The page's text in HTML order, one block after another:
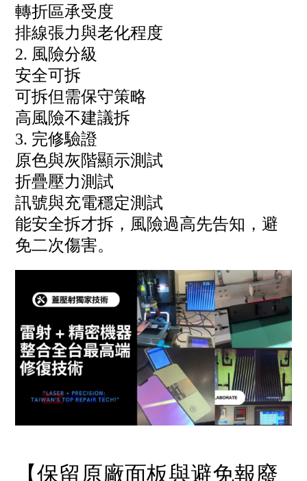
轉折區承受度
排線張力與老化程度
2. 風險分級
安全可拆
可拆但需保守策略
高風險不建議拆
3. 完修驗證
原色與灰階顯示測試
折疊壓力測試
訊號與充電穩定測試
能安全拆才拆，風險過高先告知，避
免二次傷害。
【保留原廠面板與避免報廢